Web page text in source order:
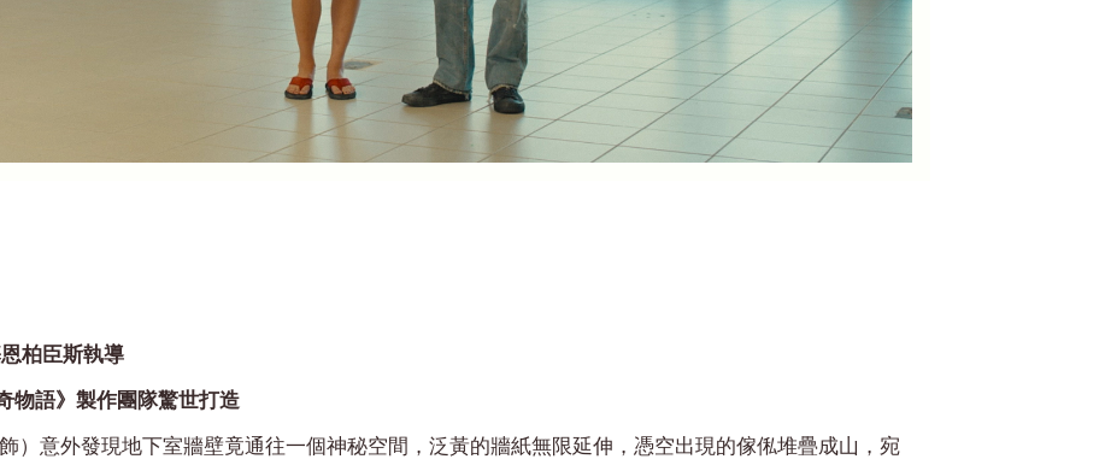
柏臣斯執導
物語》製作團隊驚世打造
）意外發現地下室牆壁竟通往一個神秘空間，泛黃的牆紙無限延伸，憑空出現的傢俬堆疊成山，宛